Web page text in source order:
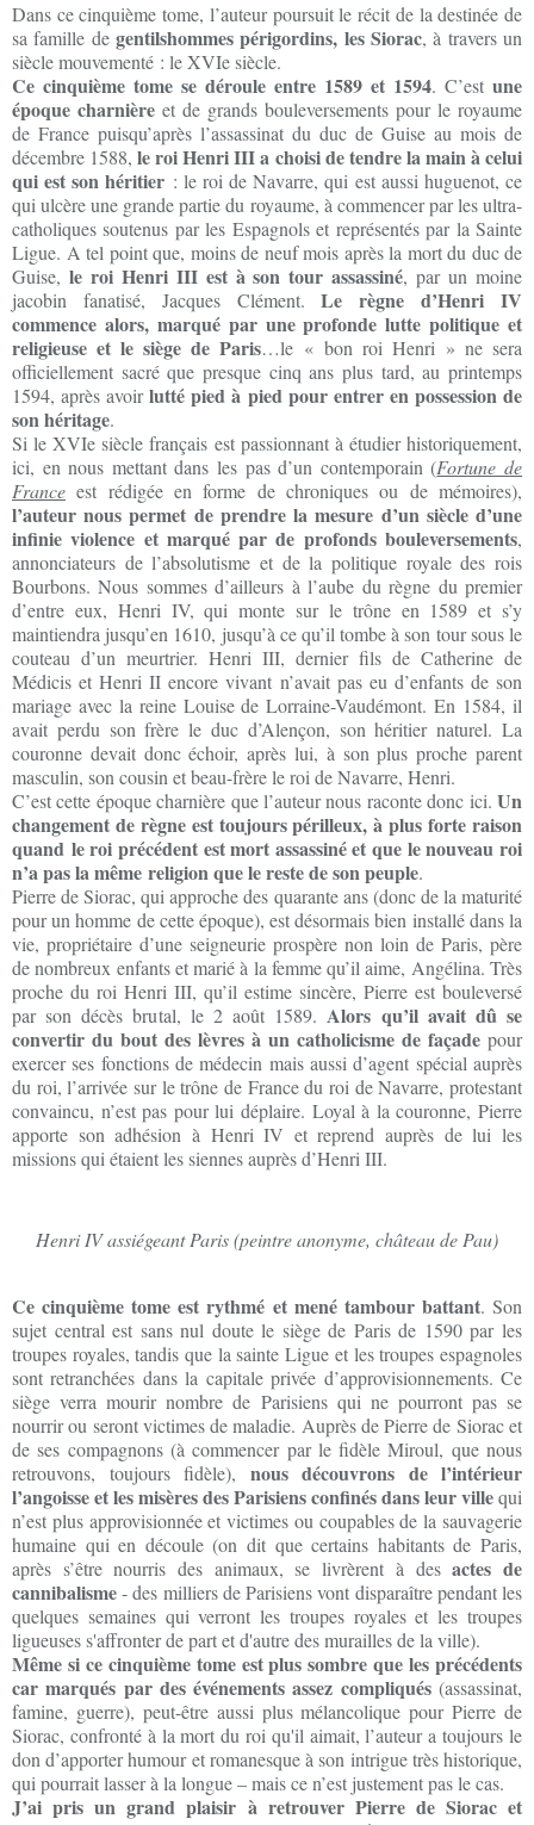
Dans ce cinquième tome, l’auteur poursuit le récit de la destinée de
sa famille de gentilshommes périgordins, les Siorac, à travers un
siècle mouvementé : le XVIe siècle.
Ce cinquième tome se déroule entre 1589 et 1594. C’est une
époque charnière et de grands bouleversements pour le royaume
de France puisqu’après l’assassinat du duc de Guise au mois de
décembre 1588,le roi Henri III a choisi de tendre la main à celui
qui est son héritier : le roi de Navarre, qui est aussi huguenot, ce
qui ulcère une grande partie du royaume, à commencer par les ultra-
catholiques soutenus par les Espagnols et représentés par la Sainte
Ligue. A tel point que, moins de neuf mois après la mort du duc de
Guise, le roi Henri III est à son tour assassiné, par un moine
jacobin fanatisé, Jacques Clément.Le règne d’Henri IV
commence alors, marqué par une profonde lutte politique et
religieuse et le siège de Paris…le « bon roi Henri » ne sera
officiellement sacré que presque cinq ans plus tard, au printemps
1594, après avoirlutté pied à pied pour entrer en possession de
son héritage.
Si le XVIe siècle français est passionnant à étudier historiquement,
ici, en nous mettant dans les pas d’un contemporain (Fortune de
France est rédigée en forme de chroniques ou de mémoires),
l’auteur nous permet de prendre la mesure d’un siècle d’une
infinie violence et marqué par de profonds bouleversements,
annonciateurs de l’absolutisme et de la politique royale des rois
Bourbons. Nous sommes d’ailleurs à l’aube du règne du premier
d’entre eux, Henri IV, qui monte sur le trône en 1589 et s’y
maintiendra jusqu’en 1610, jusqu’à ce qu’il tombe à son tour sous le
couteau d’un meurtrier. Henri III, dernier fils de Catherine de
Médicis et Henri II encore vivant n’avait pas eu d’enfants de son
mariage avec la reine Louise de Lorraine-Vaudémont. En 1584, il
avait perdu son frère le duc d’Alençon, son héritier naturel. La
couronne devait donc échoir, après lui, à son plus proche parent
masculin, son cousin et beau-frère le roi de Navarre, Henri.
C’est cette époque charnière que l’auteur nous raconte donc ici. Un
changement de règne est toujours périlleux, à plus forte raison
quand le roi précédent est mort assassiné et que le nouveau roi
n’a pas la même religion que le reste de son peuple.
Pierre de Siorac, qui approche des quarante ans (donc de la maturité
pour un homme de cette époque), est désormais bien installé dans la
vie, propriétaire d’une seigneurie prospère non loin de Paris, père
de nombreux enfants et marié à la femme qu’il aime, Angélina. Très
proche du roi Henri III, qu’il estime sincère, Pierre est bouleversé
par son décès brutal, le 2 août 1589. Alors qu’il avait dû se
convertir du bout des lèvres à un catholicisme de façade pour
exercer ses fonctions de médecin mais aussi d’agent spécial auprès
du roi, l’arrivée sur le trône de France du roi de Navarre, protestant
convaincu, n’est pas pour lui déplaire. Loyal à la couronne, Pierre
apporte son adhésion à Henri IV et reprend auprès de lui les
missions qui étaient les siennes auprès d’Henri III.
Henri IV assiégeant Paris (peintre anonyme, château de Pau)
Ce cinquième tome est rythmé et mené tambour battant. Son
sujet central est sans nul doute le siège de Paris de 1590 par les
troupes royales, tandis que la sainte Ligue et les troupes espagnoles
sont retranchées dans la capitale privée d’approvisionnements. Ce
siège verra mourir nombre de Parisiens qui ne pourront pas se
nourrir ou seront victimes de maladie. Auprès de Pierre de Siorac et
de ses compagnons (à commencer par le fidèle Miroul, que nous
retrouvons, toujours fidèle), nous découvrons de l’intérieur
l’angoisse et les misères des Parisiens confinés dans leur villequi
n’est plus approvisionnée et victimes ou coupables de la sauvagerie
humaine qui en découle (on dit que certains habitants de Paris,
après s’être nourris des animaux, se livrèrent à desactes de
cannibalisme- des milliers de Parisiens vont disparaître pendant les
quelques semaines qui verront les troupes royales et les troupes
ligueuses s'affronter de part et d'autre des murailles de la ville).
Même si ce cinquième tome est plus sombre que les précédents
car marqués par des événements assez compliqués(assassinat,
famine, guerre), peut-être aussi plus mélancolique pour Pierre de
Siorac, confronté à la mort du roi qu'il aimait, l’auteur a toujours le
don d’apporter humour et romanesque à son intrigue très historique,
qui pourrait lasser à la longue – mais ce n’est justement pas le cas.
J’ai pris un grand plaisir à retrouver Pierre de Siorac et